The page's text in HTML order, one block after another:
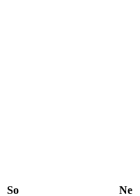
So
Ne